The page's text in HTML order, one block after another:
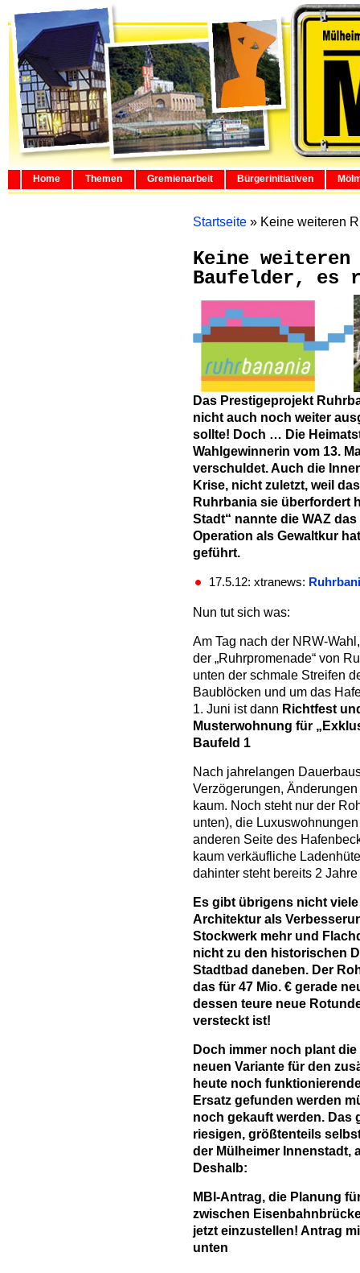
Home Themen Gremienarbeit Bürgerinitiativen
Startseite » Keine weiteren
Keine weiteren
Baufelder, es
Das Prestigeprojekt
nicht auch noch weiter
sollte! Doch … Die
Wahlgewinnerin vom 13.
verschuldet. Auch die
Krise, nicht zuletzt, weil
Ruhrbania sie überfordert
Stadt“ nannte die WAZ
Operation als Gewaltkur
geführt.
17.5.12: xtranews:
Nun tut sich was:
Am Tag nach der NRW-
der „Ruhrpromenade“ von
unten der schmale Streifen
Baublöcken und um das
1. Juni ist dann Richtfest
Musterwohnung für
Baufeld 1
Nach jahrelangen
Verzögerungen,
kaum. Noch steht nur der
unten), die
anderen Seite des
kaum verkäufliche
dahinter steht bereits 2
Es gibt übrigens nicht
Architektur als
Stockwerk mehr und
nicht zu den historischen
Stadtbad daneben. Der
das für 47 Mio. € gerade
dessen teure neue
versteckt ist!
Doch immer noch plant
neuen Variante für den
heute noch
Ersatz gefunden werden
noch gekauft werden. Das
riesigen, größtenteils
der Mülheimer Innenstadt,
Deshalb:
MBI-Antrag, die Planung
zwischen
jetzt einzustellen! Antrag
unten